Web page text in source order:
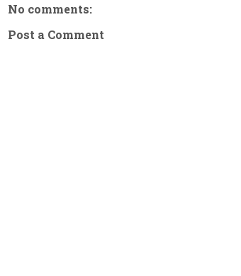
No comments:
Post a Comment